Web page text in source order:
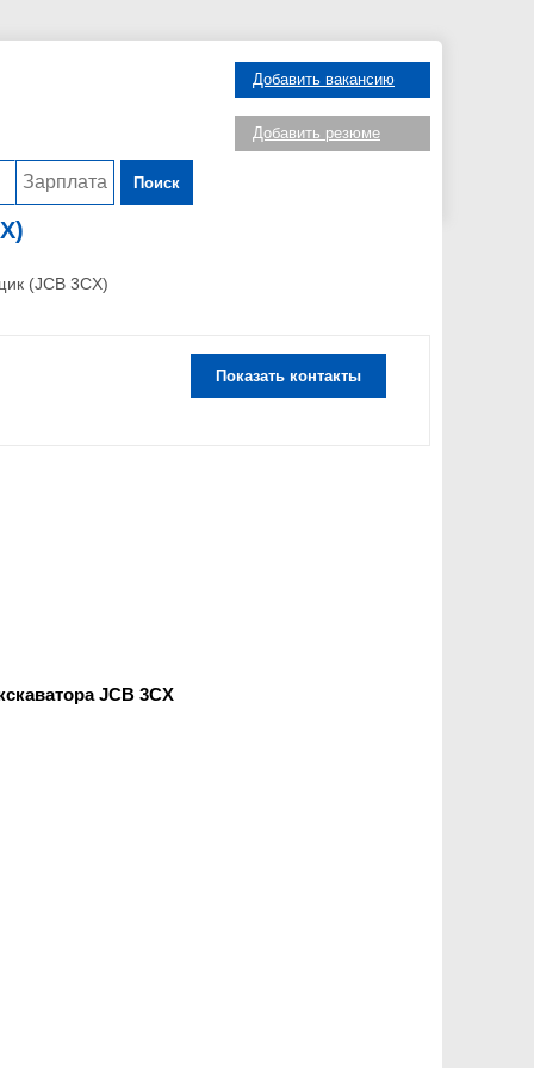
Поиск
Добавить вакансию
Добавить резюме
(JCB 3CX)
Показать контакты
JCB 3CX